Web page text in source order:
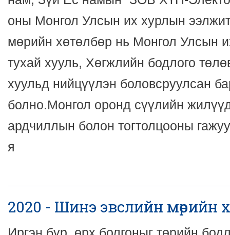
оны Монгол Улсын их хурлын
мөрийн хөтөлбөр нь Монгол Улсын
тухай хууль, Хөгжлийн бодлого
хуульд нийцүүлэн боловсруулсан
болно.Монгол оронд сүүлийн
ардчиллын болон тогтолцооны
я
2020 - Шинэ эвслийн мөрийн